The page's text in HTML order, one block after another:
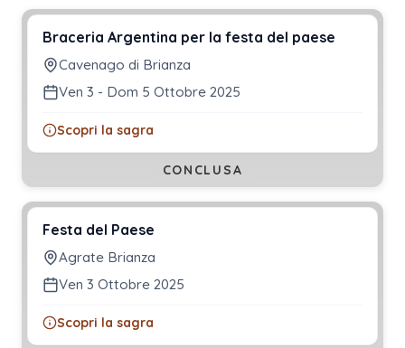
Braceria Argentina per la festa del paese
Cavenago di Brianza
Ven 3 - Dom 5 Ottobre 2025
Scopri la sagra
CONCLUSA
Festa del Paese
Agrate Brianza
Ven 3 Ottobre 2025
Scopri la sagra